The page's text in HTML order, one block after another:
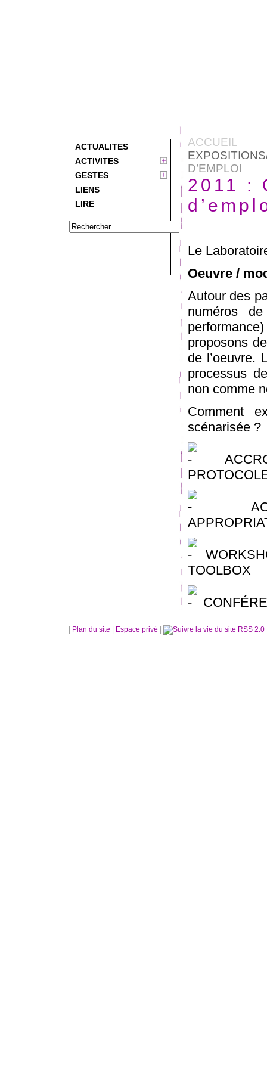
ACTUALITES
ACTIVITES
GESTES
LIENS
LIRE
D’EMPLOI
2011 :
Le
Oeuvre /
Autour des
numéros
proposons
de l’oeuvre.
processus
non comme
Comment
scénarisée ?
TOOLBOX
Plan du site Espace privé RSS 2.0